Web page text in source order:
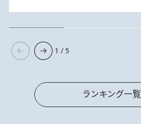
1 / 5
ランキング一覧